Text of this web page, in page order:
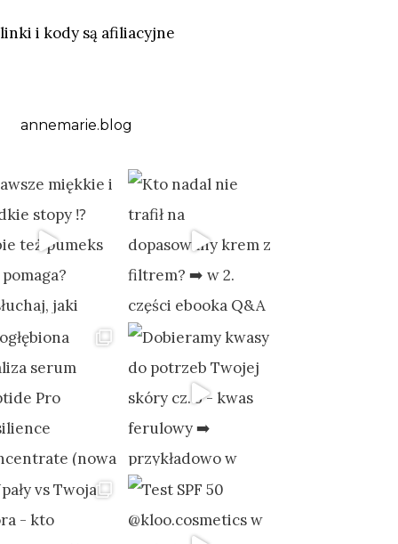
i kody są afiliacyjne
annemarie.blog